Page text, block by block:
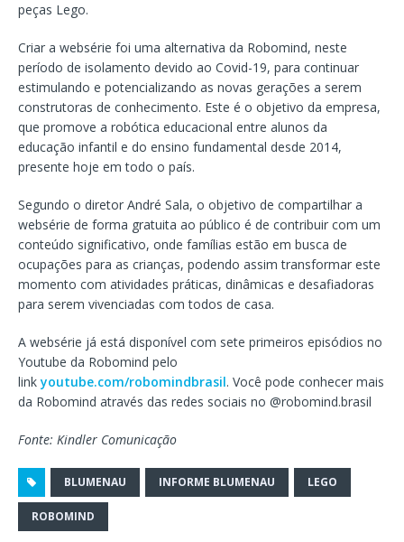
peças Lego.
Criar a websérie foi uma alternativa da Robomind, neste
período de isolamento devido ao Covid-19, para continuar
estimulando e potencializando as novas gerações a serem
construtoras de conhecimento. Este é o objetivo da empresa,
que promove a robótica educacional entre alunos da
educação infantil e do ensino fundamental desde 2014,
presente hoje em todo o país.
Segundo o diretor André Sala, o objetivo de compartilhar a
websérie de forma gratuita ao público é de contribuir com um
conteúdo significativo, onde famílias estão em busca de
ocupações para as crianças, podendo assim transformar este
momento com atividades práticas, dinâmicas e desafiadoras
para serem vivenciadas com todos de casa.
A websérie já está disponível com sete primeiros episódios no
Youtube da Robomind pelo
linkyoutube.com/robomindbrasil. Você pode conhecer mais
da Robomind através das redes sociais no @robomind.brasil
Fonte: Kindler Comunicação
BLUMENAU INFORME BLUMENAU LEGO
ROBOMIND